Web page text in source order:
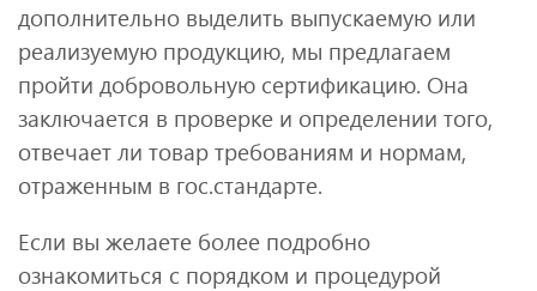
дополнительно выделить выпускаемую или
реализуемую продукцию, мы предлагаем
пройти добровольную сертификацию. Она
заключается в проверке и определении того,
отвечает ли товар требованиям и нормам,
отраженным в гос.стандарте.
Если вы желаете более подробно
ознакомиться с порядком и процедурой